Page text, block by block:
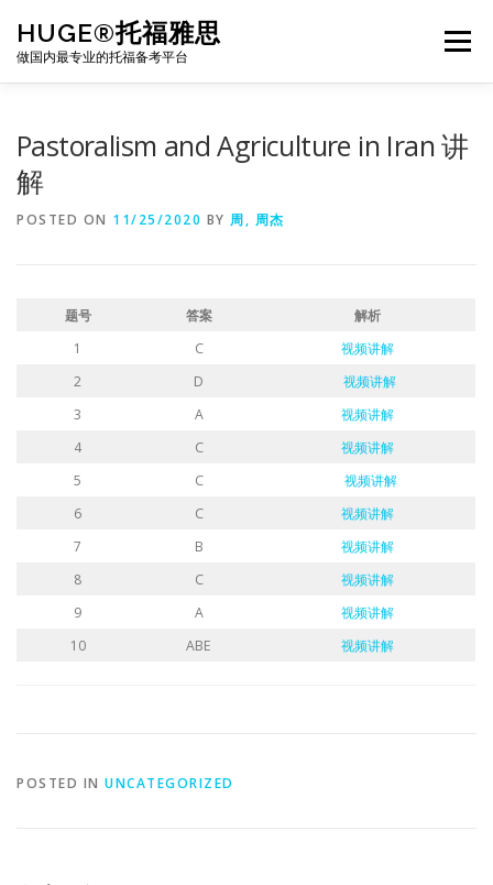
content
HUGE®托福雅思
做国内最专业的托福备考平台
Menu
Pastoralism and Agriculture in Iran 讲
解
POSTED ON 11/25/2020 BY 周, 周杰
题号 答案
解析
1
C
视频讲解
2
D
视频讲解
3
A
视频讲解
4
C
视频讲解
5
C
视频讲解
6
C
视频讲解
7
B
视频讲解
8
C
视频讲解
9
A
视频讲解
10
ABE 视频讲解
POSTED IN UNCATEGORIZED